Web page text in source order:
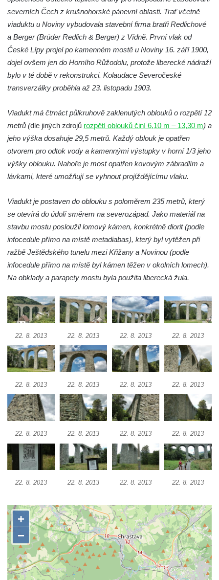
Mimoni
Kamenný most přes Ploučnici v Horní Polici
Železniční most přes Mohelku v Rychnově
u Jablonce nad Nisou
Kamenný most přes Bílinu ve Lbíně
Černý most (a akvadukt) přes železniční
Silniční most přes Ohři ve Vršovicích u Loun
Most pro pěší nad železniční tratí ve
Mšeném-lázně
Charlottin most přes Mlýnský potok v
Masarykův most v Kralupech nad Vltavou
Zastřešená lávka v Čermákových sadech v
Rakovníku
Tyršův most přes Labe v Litoměřicích
Silniční most přes Ohři mezi Doksany a
Brozany nad Ohří
Lávka Frankovka přes Střelu jihozápadně
od Rabštejna nad Střelou
Most přes Moravanský potok u Dolních
Podlešínem
Silniční most přes Svitávku v Nových
Zákupech
Klášterní most v Zákupech
Kamenný most v Zákupech
Bývalý vodní náhon u Antonínova údolí
Železniční most u Bořkova
Pitrův most v Rajhradě
Kamenný most v Markvarticích
Silniční most u Mnichova Hradiště
severních Čech z krušnohorské pánevní oblasti. Trať včetně
viaduktu u Noviny vybudovala stavební firma bratři Redlichové
a Berger (Brüder Redlich & Berger) z Vídně. První vlak od
České Lípy projel po kamenném mostě u Noviny 16. září 1900,
dojel ovšem jen do Horního Růžodolu, protože liberecké nádraží
bylo v té době v rekonstrukci. Kolaudace Severočeské
transverzálky proběhla až 23. listopadu 1903.
Viadukt má čtrnáct půlkruhově zaklenutých oblouků o rozpětí 12
metrů (dle jiných zdrojů rozpětí oblouků činí 6,10 m – 13,30 m) a
jeho výška dosahuje 29,5 metrů. Každý oblouk je opatřen
otvorem pro odtok vody a kamennými výstupky v horní 1/3 jeho
výšky oblouku. Nahoře je most opatřen kovovým zábradlím a
lávkami, které umožňují se vyhnout projíždějícímu vlaku.
Viadukt je postaven do oblouku s poloměrem 235 metrů, který
se otevírá do údolí směrem na severozápad. Jako materiál na
stavbu mostu posloužil lomový kámen, konkrétně diorit (podle
infocedule přímo na místě metadiabas), který byl vytěžen při
ražbě Ještědského tunelu mezi Křižany a Novinou (podle
infocedule přímo na místě byl kámen těžen v okolních lomech).
Na obklady a parapety mostu byla použita liberecká žula.
22. 8. 2013 22. 8. 2013 22. 8. 2013 22. 8. 2013
22. 8. 2013 22. 8. 2013 22. 8. 2013 22. 8. 2013
22. 8. 2013 22. 8. 2013 22. 8. 2013 22. 8. 2013
22. 8. 2013 22. 8. 2013 22. 8. 2013 22. 8. 2013